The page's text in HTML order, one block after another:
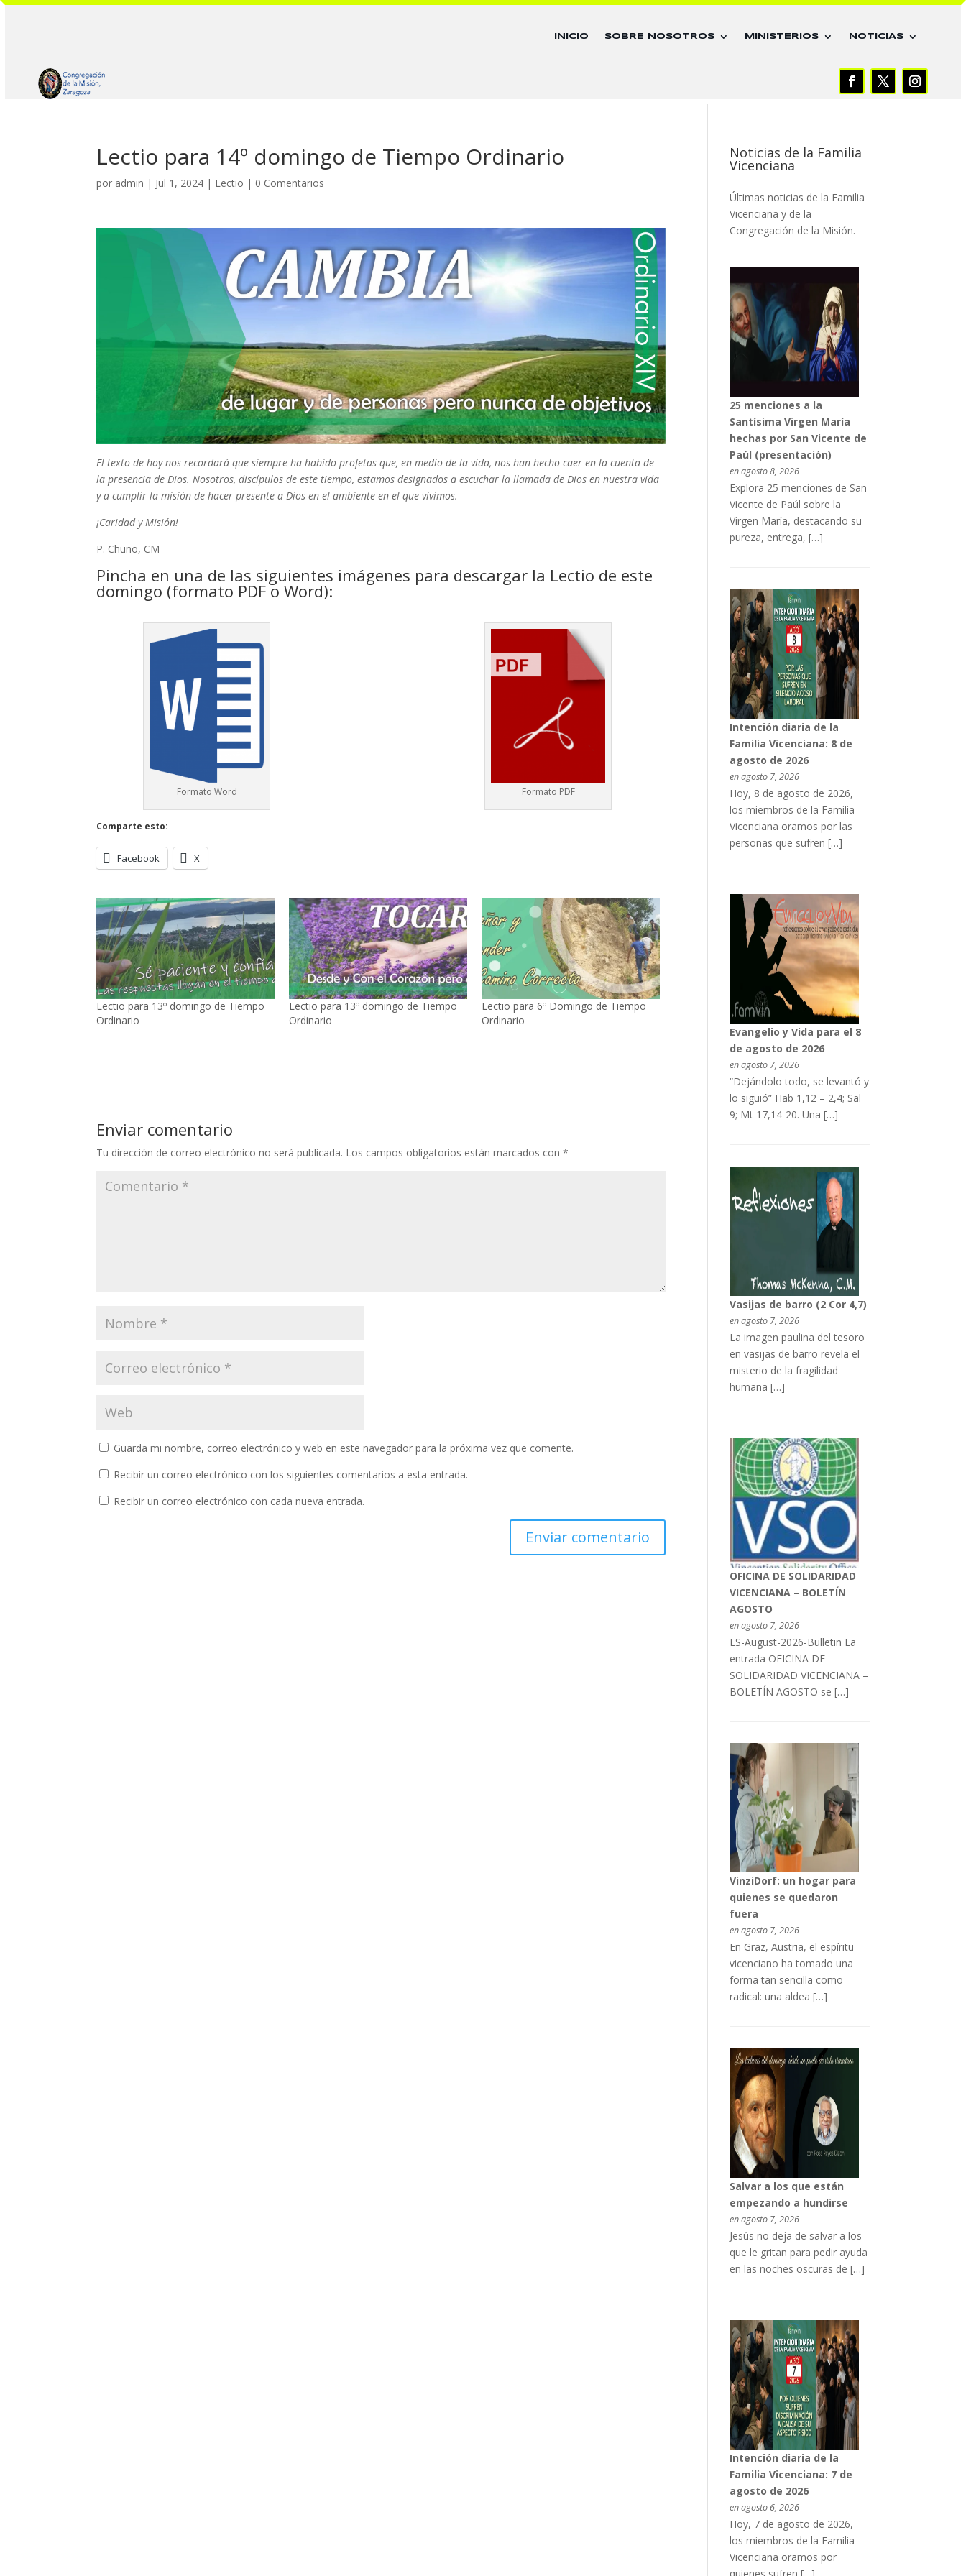
INICIO SOBRE NOSOTROS MINISTERIOS NOTICIAS
Lectio para 14º domingo de Tiempo Ordinario
por admin | Jul 1, 2024 | Lectio | 0 Comentarios
El texto de hoy nos recordará que siempre ha habido profetas que, en medio de la vida, nos han hecho caer en la cuenta de
la presencia de Dios. Nosotros, discípulos de este tiempo, estamos designados a escuchar la llamada de Dios en nuestra vida
y a cumplir la misión de hacer presente a Dios en el ambiente en el que vivimos.
¡Caridad y Misión!
P. Chuno, CM
Pincha en una de las siguientes imágenes para descargar la Lectio de este
domingo (formato PDF o Word):
Formato Word Formato PDF
Comparte esto:
Facebook X
Lectio para 13º domingo de Tiempo
Ordinario
Lectio para 13º domingo de Tiempo
Ordinario
Lectio para 6º Domingo de Tiempo
Ordinario
Enviar comentario
Tu dirección de correo electrónico no será publicada. Los campos obligatorios están marcados con*
Guarda mi nombre, correo electrónico y web en este navegador para la próxima vez que comente.
Recibir un correo electrónico con los siguientes comentarios a esta entrada.
Recibir un correo electrónico con cada nueva entrada.
Noticias de la Familia
Vicenciana
Últimas noticias de la Familia
Vicenciana y de la
Congregación de la Misión.
25 menciones a la
Santísima Virgen María
hechas por San Vicente de
Paúl (presentación)
en agosto 8, 2026
Explora 25 menciones de San
Vicente de Paúl sobre la
Virgen María, destacando su
pureza, entrega, […]
Intención diaria de la
Familia Vicenciana: 8 de
agosto de 2026
en agosto 7, 2026
Hoy, 8 de agosto de 2026,
los miembros de la Familia
Vicenciana oramos por las
personas que sufren […]
Evangelio y Vida para el 8
de agosto de 2026
en agosto 7, 2026
“Dejándolo todo, se levantó y
lo siguió” Hab 1,12 – 2,4; Sal
9; Mt 17,14-20. Una […]
Vasijas de barro (2 Cor 4,7)
en agosto 7, 2026
La imagen paulina del tesoro
en vasijas de barro revela el
misterio de la fragilidad
humana […]
OFICINA DE SOLIDARIDAD
VICENCIANA – BOLETÍN
AGOSTO
en agosto 7, 2026
ES-August-2026-Bulletin La
entrada OFICINA DE
SOLIDARIDAD VICENCIANA –
BOLETÍN AGOSTO se […]
VinziDorf: un hogar para
quienes se quedaron
fuera
en agosto 7, 2026
En Graz, Austria, el espíritu
vicenciano ha tomado una
forma tan sencilla como
radical: una aldea […]
Salvar a los que están
empezando a hundirse
en agosto 7, 2026
Jesús no deja de salvar a los
que le gritan para pedir ayuda
en las noches oscuras de […]
Intención diaria de la
Familia Vicenciana: 7 de
agosto de 2026
en agosto 6, 2026
Hoy, 7 de agosto de 2026,
los miembros de la Familia
Vicenciana oramos por